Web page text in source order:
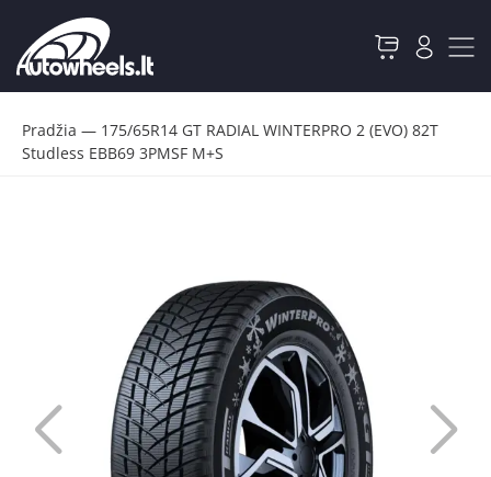
Pradžia — 175/65R14 GT RADIAL WINTERPRO 2 (EVO) 82T
Studless EBB69 3PMSF M+S